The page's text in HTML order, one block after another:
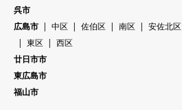
呉市
広島市
中区 佐伯区 南区 安佐北区
東区
西区
廿日市市
東広島市
福山市